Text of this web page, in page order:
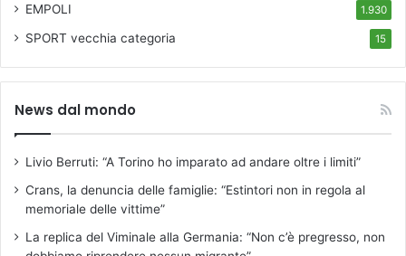
EMPOLI 1.930
SPORT vecchia categoria 15
News dal mondo
Livio Berruti: “A Torino ho imparato ad andare oltre i limiti”
Crans, la denuncia delle famiglie: “Estintori non in regola al
memoriale delle vittime”
La replica del Viminale alla Germania: “Non c’è pregresso, non